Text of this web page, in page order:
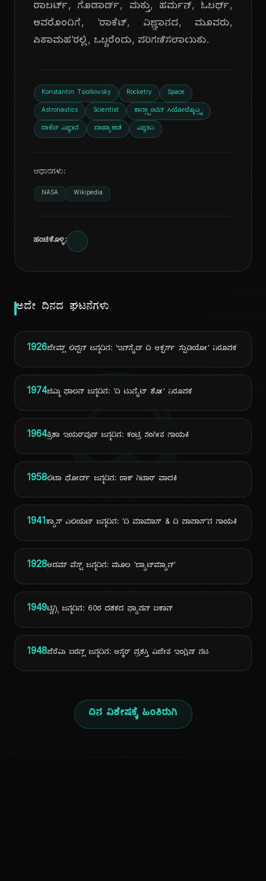
ದಿ
ರಾಬರ್ಟ್, ಗೊಡಾರ್ಡ್, ಮತ್ತು, ಹರ್ಮನ್, ಓಬರ್ಥ್,
ಅವರೊಂದಿಗೆ, 'ರಾಕೆಟ್, ವಿಜ್ಞಾನದ, ಮೂವರು,
ಪಿತಾಮಹ'ರಲ್ಲಿ, ಒಬ್ಬರೆಂದು, ಪರಿಗಣಿಸಲಾಯಿತು.
Konstantin Tsiolkovsky Rocketry Space
Astronautics Scientist ಕಾನ್ಸ್ಟಾಂಟಿನ್ ಸಿಯೋಲ್ಕೊವ್ಸ್ಕಿ
ರಾಕೆಟ್ ವಿಜ್ಞಾನ ಬಾಹ್ಯಾಕಾಶ ವಿಜ್ಞಾನಿ
ಆಧಾರಗಳು:
NASA Wikipedia
ಹಂಚಿಕೊಳ್ಳಿ:
ಅದೇ ದಿನದ ಘಟನೆಗಳು
1926ಜೇಮ್ಸ್ ಲಿಪ್ಟನ್ ಜನ್ಮದಿನ: 'ಇನ್‌ಸೈಡ್ ದಿ ಆಕ್ಟರ್ಸ್ ಸ್ಟುಡಿಯೋ' ನಿರೂಪಕ
1974ಜಿಮ್ಮಿ ಫಾಲನ್ ಜನ್ಮದಿನ: 'ದಿ ಟುನೈಟ್ ಶೋ' ನಿರೂಪಕ
1964ತ್ರಿಶಾ ಇಯರ್‌ವುಡ್ ಜನ್ಮದಿನ: ಕಂಟ್ರಿ ಸಂಗೀತ ಗಾಯಕಿ
1958ಲಿಟಾ ಫೋರ್ಡ್ ಜನ್ಮದಿನ: ರಾಕ್ ಗಿಟಾರ್ ವಾದಕಿ
1941ಕ್ಯಾಸ್ ಎಲಿಯಟ್ ಜನ್ಮದಿನ: 'ದಿ ಮಾಮಾಸ್ & ದಿ ಪಾಪಾಸ್'ನ ಗಾಯಕಿ
1928ಆಡಮ್ ವೆಸ್ಟ್ ಜನ್ಮದಿನ: ಮೂಲ 'ಬ್ಯಾಟ್‌ಮ್ಯಾನ್'
1949ಟ್ವಿಗ್ಗಿ ಜನ್ಮದಿನ: 60ರ ದಶಕದ ಫ್ಯಾಷನ್ ಐಕಾನ್
1948ಜೆರೆಮಿ ಐರನ್ಸ್ ಜನ್ಮದಿನ: ಆಸ್ಕರ್ ಪ್ರಶಸ್ತಿ ವಿಜೇತ ಇಂಗ್ಲಿಷ್ ನಟ
ದಿನ ವಿಶೇಷಕ್ಕೆ ಹಿಂತಿರುಗಿ